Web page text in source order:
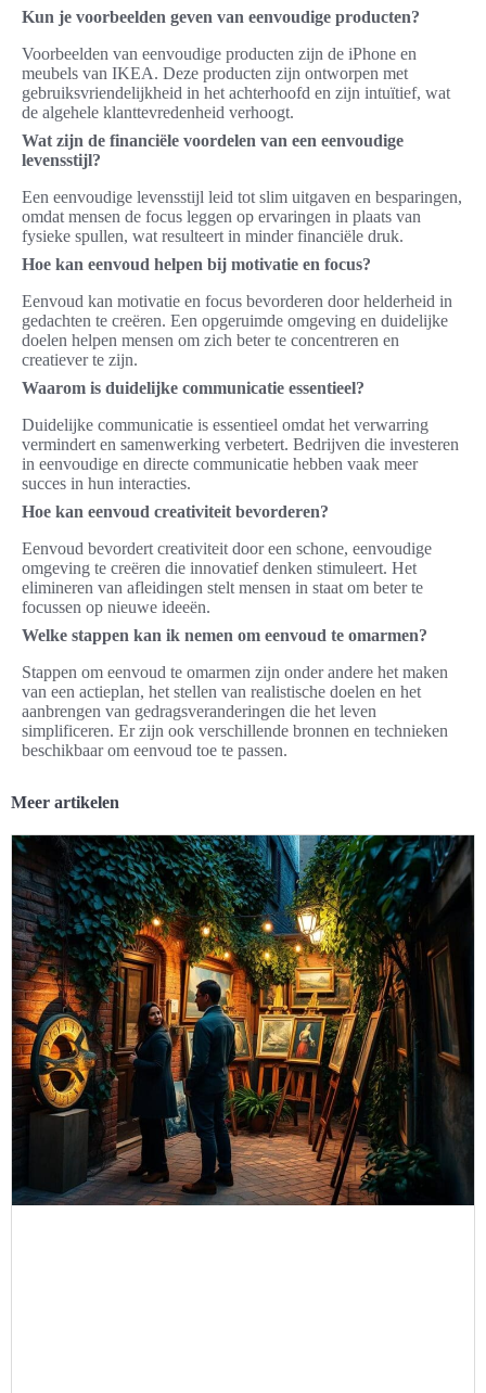
Kun je voorbeelden geven van eenvoudige producten?
Voorbeelden van eenvoudige producten zijn de iPhone en
meubels van IKEA. Deze producten zijn ontworpen met
gebruiksvriendelijkheid in het achterhoofd en zijn intuïtief, wat
de algehele klanttevredenheid verhoogt.
Wat zijn de financiële voordelen van een eenvoudige
levensstijl?
Een eenvoudige levensstijl leid tot slim uitgaven en besparingen,
omdat mensen de focus leggen op ervaringen in plaats van
fysieke spullen, wat resulteert in minder financiële druk.
Hoe kan eenvoud helpen bij motivatie en focus?
Eenvoud kan motivatie en focus bevorderen door helderheid in
gedachten te creëren. Een opgeruimde omgeving en duidelijke
doelen helpen mensen om zich beter te concentreren en
creatiever te zijn.
Waarom is duidelijke communicatie essentieel?
Duidelijke communicatie is essentieel omdat het verwarring
vermindert en samenwerking verbetert. Bedrijven die investeren
in eenvoudige en directe communicatie hebben vaak meer
succes in hun interacties.
Hoe kan eenvoud creativiteit bevorderen?
Eenvoud bevordert creativiteit door een schone, eenvoudige
omgeving te creëren die innovatief denken stimuleert. Het
elimineren van afleidingen stelt mensen in staat om beter te
focussen op nieuwe ideeën.
Welke stappen kan ik nemen om eenvoud te omarmen?
Stappen om eenvoud te omarmen zijn onder andere het maken
van een actieplan, het stellen van realistische doelen en het
aanbrengen van gedragsveranderingen die het leven
simplificeren. Er zijn ook verschillende bronnen en technieken
beschikbaar om eenvoud toe te passen.
Meer artikelen